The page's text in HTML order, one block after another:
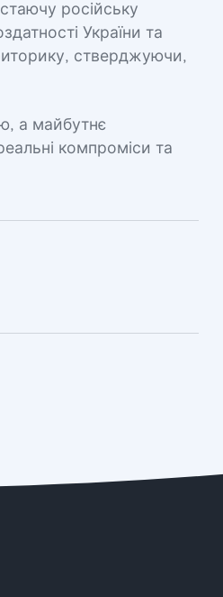
російську
України та
стверджуючи,
а майбутнє
компроміси та